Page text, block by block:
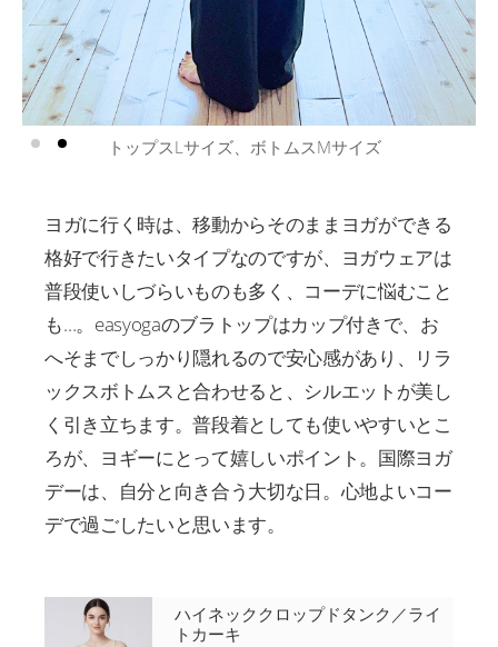
NATSUさん 身長153cm
ヨガに行く時は、移動からそのままヨガができる
格好で行きたいタイプなのですが、ヨガウェアは
普段使いしづらいものも多く、コーデに悩むこと
も…。easyogaのブラトップはカップ付きで、お
へそまでしっかり隠れるので安心感があり、リラ
ックスボトムスと合わせると、シルエットが美し
く引き立ちます。普段着としても使いやすいとこ
ろが、ヨギーにとって嬉しいポイント。国際ヨガ
デーは、自分と向き合う大切な日。心地よいコー
デで過ごしたいと思います。
ハイネッククロップドタンク／ライ
トカーキ